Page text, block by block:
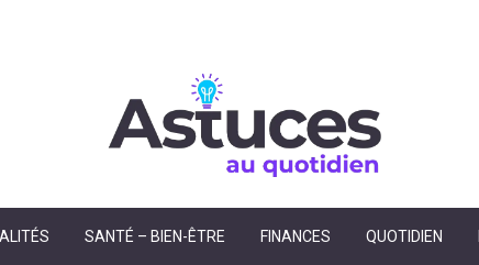
SANTÉ – BIEN-ÊTRE FINANCES QUOTIDIEN